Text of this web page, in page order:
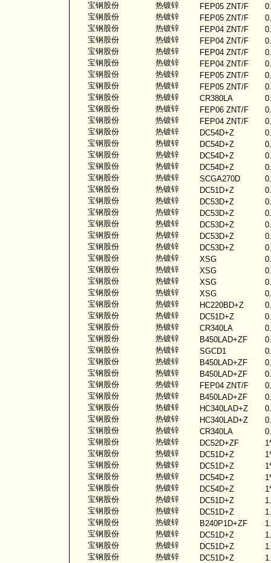
宝钢股份
热镀锌 FEP05 ZNT/F
宝钢股份
热镀锌 FEP05 ZNT/F
宝钢股份
热镀锌 FEP04 ZNT/F
宝钢股份
热镀锌 FEP04 ZNT/F
宝钢股份
热镀锌 FEP04 ZNT/F
宝钢股份
热镀锌 FEP04 ZNT/F
宝钢股份
热镀锌 FEP05 ZNT/F
宝钢股份
热镀锌 FEP05 ZNT/F
宝钢股份
热镀锌 CR380LA
宝钢股份
热镀锌 FEP06 ZNT/F
宝钢股份
热镀锌 FEP04 ZNT/F
宝钢股份
热镀锌 DC54D+Z
宝钢股份
热镀锌 DC54D+Z
宝钢股份
热镀锌 DC54D+Z
宝钢股份
热镀锌 DC54D+Z
宝钢股份
热镀锌 SCGA270D
宝钢股份
热镀锌 DC51D+Z
宝钢股份
热镀锌 DC53D+Z
宝钢股份
热镀锌 DC53D+Z
宝钢股份
热镀锌 DC53D+Z
宝钢股份
热镀锌 DC53D+Z
宝钢股份
热镀锌 DC53D+Z
宝钢股份
热镀锌 XSG
宝钢股份
热镀锌 XSG
宝钢股份
热镀锌 XSG
宝钢股份
热镀锌 XSG
宝钢股份
热镀锌 HC220BD+Z
宝钢股份
热镀锌 DC51D+Z
宝钢股份
热镀锌 CR340LA
宝钢股份
热镀锌 B450LAD+ZF
宝钢股份
热镀锌 SGCD1
宝钢股份
热镀锌 B450LAD+ZF
宝钢股份
热镀锌 B450LAD+ZF
宝钢股份
热镀锌 FEP04 ZNT/F
宝钢股份
热镀锌 B450LAD+ZF
宝钢股份
热镀锌 HC340LAD+Z
宝钢股份
热镀锌 HC340LAD+Z
宝钢股份
热镀锌 CR340LA
宝钢股份
热镀锌 DC52D+ZF
宝钢股份
热镀锌 DC51D+Z
宝钢股份
热镀锌 DC51D+Z
宝钢股份
热镀锌 DC54D+Z
宝钢股份
热镀锌 DC54D+Z
宝钢股份
热镀锌 DC51D+Z
宝钢股份
热镀锌 DC51D+Z
宝钢股份
热镀锌 B240P1D+ZF
宝钢股份
热镀锌 DC51D+Z
宝钢股份
热镀锌 DC51D+Z
宝钢股份
热镀锌 DC51D+Z